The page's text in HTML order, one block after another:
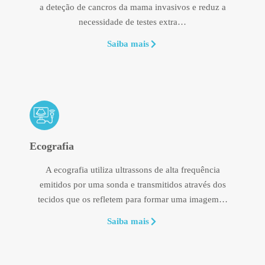
a deteção de cancros da mama invasivos e reduz a
necessidade de testes extra…
Saiba mais
Ecografia
A ecografia utiliza ultrassons de alta frequência
emitidos por uma sonda e transmitidos através dos
tecidos que os refletem para formar uma imagem…
Saiba mais